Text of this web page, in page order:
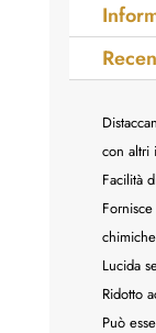
con altri
Facilità
Lucida
Ridotto
Può